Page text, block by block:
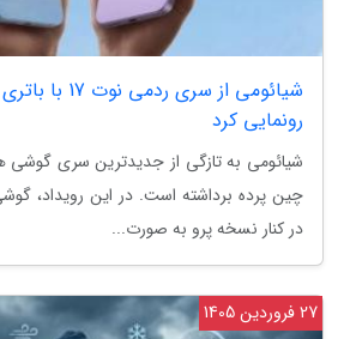
شیائومی از سری
رونمایی کرد
شیائومی به تازگی از جدیدترین سری گوشی
در کنار نسخه پرو به صورت...
27 فروردین 1405